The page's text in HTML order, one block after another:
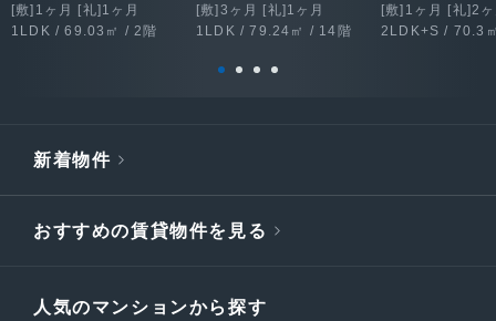
[敷]1ヶ月 [礼]1ヶ月
1LDK / 69.03㎡ / 2階
[敷]3ヶ月 [礼]1ヶ月
1LDK / 79.24㎡ / 14階
[敷]1ヶ月 [礼]2
2LDK+S / 70.3
新着物件
おすすめの賃貸物件を見る
人気のマンションから探す